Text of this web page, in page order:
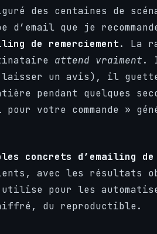
des centaines de
que je
de remerciement. La
attend vraiment.
laisser un avis), il
pendant quelques
pour votre commande »
concrets d’emailing de
avec les résultats
pour les
du reproductible.